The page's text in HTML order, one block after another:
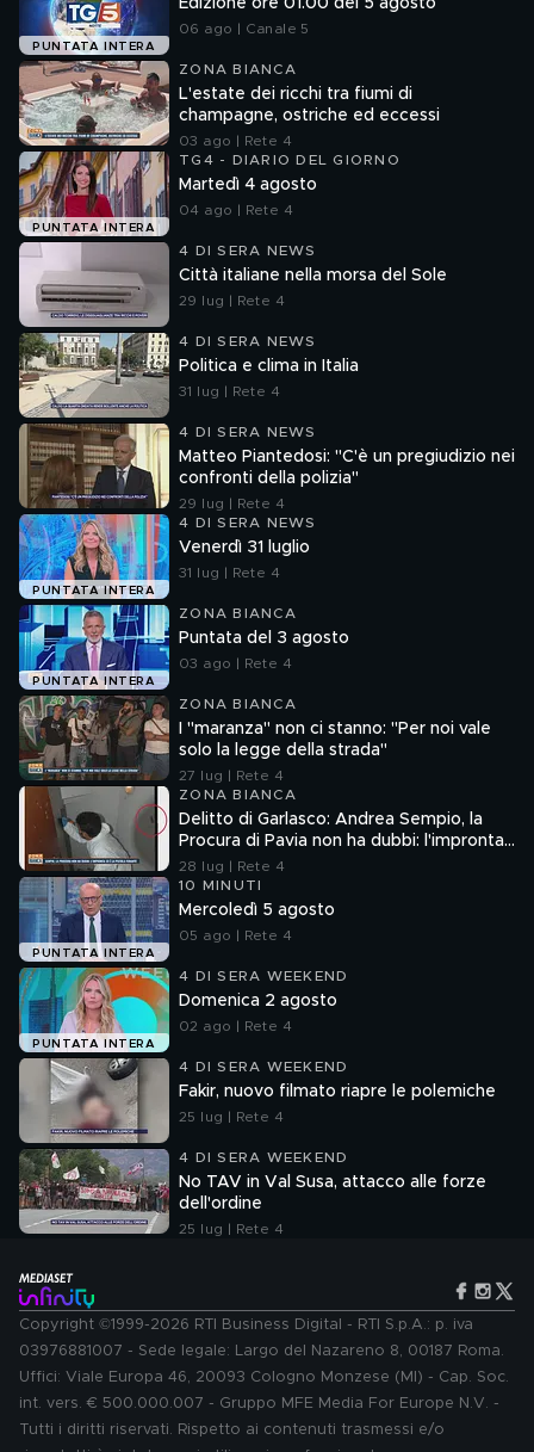
PUNTATA INTERA
Edizione ore 01.00 del 5 agosto
06 ago | Canale 5
ZONA BIANCA
L'estate dei ricchi tra fiumi di
champagne, ostriche ed eccessi
03 ago | Rete 4
PUNTATA INTERA
TG4 - DIARIO DEL GIORNO
Martedì 4 agosto
04 ago | Rete 4
4 DI SERA NEWS
Città italiane nella morsa del Sole
29 lug | Rete 4
4 DI SERA NEWS
Politica e clima in Italia
31 lug | Rete 4
4 DI SERA NEWS
Matteo Piantedosi: "C'è un pregiudizio nei
confronti della polizia"
29 lug | Rete 4
PUNTATA INTERA
4 DI SERA NEWS
Venerdì 31 luglio
31 lug | Rete 4
PUNTATA INTERA
ZONA BIANCA
Puntata del 3 agosto
03 ago | Rete 4
ZONA BIANCA
I "maranza" non ci stanno: "Per noi vale
solo la legge della strada"
27 lug | Rete 4
ZONA BIANCA
Delitto di Garlasco: Andrea Sempio, la
Procura di Pavia non ha dubbi: l'impronta
33 è la pistola fumante
28 lug | Rete 4
PUNTATA INTERA
10 MINUTI
Mercoledì 5 agosto
05 ago | Rete 4
PUNTATA INTERA
4 DI SERA WEEKEND
Domenica 2 agosto
02 ago | Rete 4
4 DI SERA WEEKEND
Fakir, nuovo filmato riapre le polemiche
25 lug | Rete 4
4 DI SERA WEEKEND
No TAV in Val Susa, attacco alle forze
dell'ordine
25 lug | Rete 4
Copyright ©1999-2026 RTI Business Digital - RTI S.p.A.: p. iva
03976881007 - Sede legale: Largo del Nazareno 8, 00187 Roma.
Uffici: Viale Europa 46, 20093 Cologno Monzese (MI) - Cap. Soc.
int. vers. € 500.000.007 - Gruppo MFE Media For Europe N.V. -
Tutti i diritti riservati. Rispetto ai contenuti trasmessi e/o